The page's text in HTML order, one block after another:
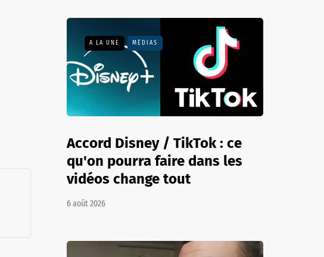
A LA UNE MÉDIAS
Accord Disney / TikTok : ce
qu'on pourra faire dans les
vidéos change tout
6 août 2026